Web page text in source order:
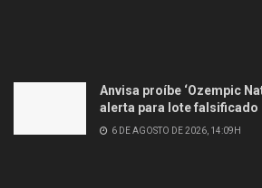
Anvisa proíbe ‘Ozempic
alerta para lote falsificado
6 DE AGOSTO DE 2026, 14:09H